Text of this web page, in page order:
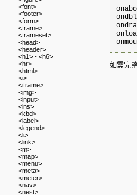
<font>
<footer>
<form>
<frame>
<frameset>
<head>
<header>
<h1> - <h6>
<hr>
<html>
<i>
<iframe>
<img>
<input>
<ins>
<kbd>
<label>
<legend>
<li>
<link>
<m>
<map>
<menu>
<meta>
<meter>
<nav>
<nest>
如需完